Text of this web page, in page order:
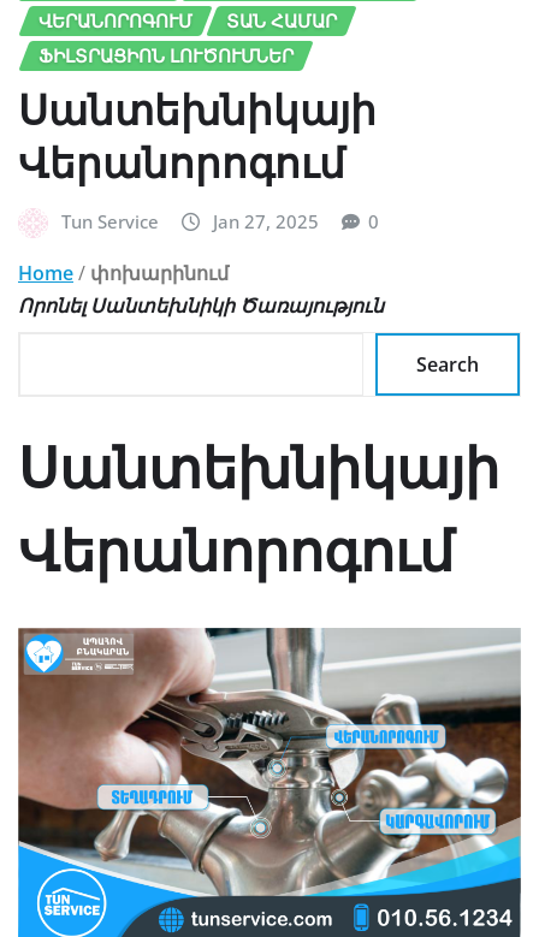
ՎԵՐԱՆՈՐՈԳՈՒՄ
ՏԱՆ ՀԱՄԱՐ
ՖԻԼՏՐԱՑԻՈՆ ԼՈՒԾՈՒՄՆԵՐ
Սանտեխնիկայի
Վերանորոգում
Tun Service Jan 27, 2025 0
Home/ փոխարինում
Որոնել Սանտեխնիկի Ծառայություն
Search
Սանտեխնիկայի
Վերանորոգում